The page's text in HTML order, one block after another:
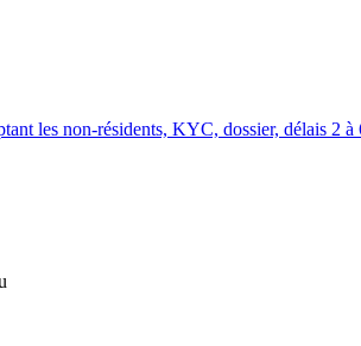
les non-résidents, KYC, dossier, délais 2 à